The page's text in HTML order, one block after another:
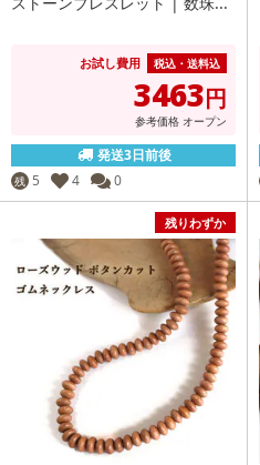
お試し費用 税込・送料込
3463円
参考価格 オープン
発送3日前後
残 5 4 0
残りわずか